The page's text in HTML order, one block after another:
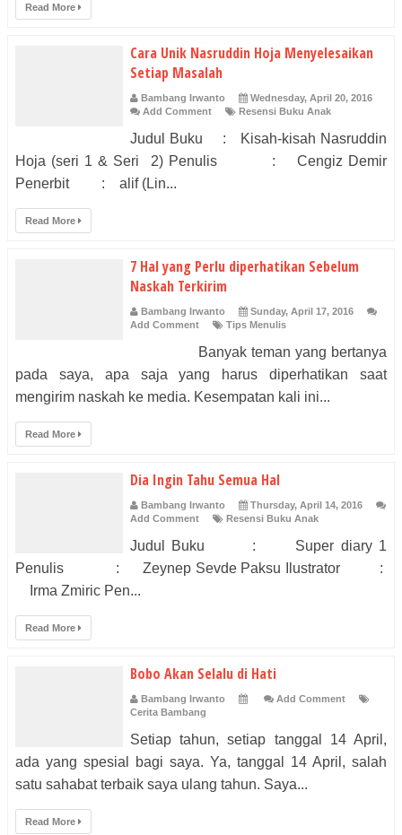
Read More
Cara Unik Nasruddin Hoja Menyelesaikan
Setiap Masalah
Bambang Irwanto
Wednesday, April 20, 2016
Add Comment
Resensi Buku Anak
Judul Buku : Kisah-kisah Nasruddin
Hoja (seri 1 & Seri 2) Penulis : Cengiz Demir
Penerbit : alif (Lin...
Read More
7 Hal yang Perlu diperhatikan Sebelum
Naskah Terkirim
Bambang Irwanto
Sunday, April 17, 2016
Add Comment
Tips Menulis
Banyak teman yang bertanya
pada saya, apa saja yang harus diperhatikan saat
mengirim naskah ke media. Kesempatan kali ini...
Read More
Dia Ingin Tahu Semua Hal
Bambang Irwanto
Thursday, April 14, 2016
Add Comment
Resensi Buku Anak
Judul Buku : Super diary 1
Penulis : Zeynep Sevde Paksu Ilustrator :
Irma Zmiric Pen...
Read More
Bobo Akan Selalu di Hati
Bambang Irwanto
Add Comment
Cerita Bambang
Setiap tahun, setiap tanggal 14 April,
ada yang spesial bagi saya. Ya, tanggal 14 April, salah
satu sahabat terbaik saya ulang tahun. Saya...
Read More